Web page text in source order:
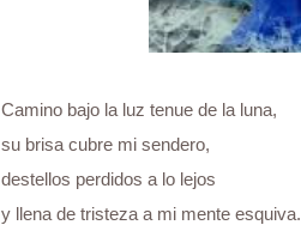
Camino bajo la luz tenue de la luna,
su brisa cubre mi sendero,
destellos perdidos a lo lejos
y llena de tristeza a mi mente esquiva.